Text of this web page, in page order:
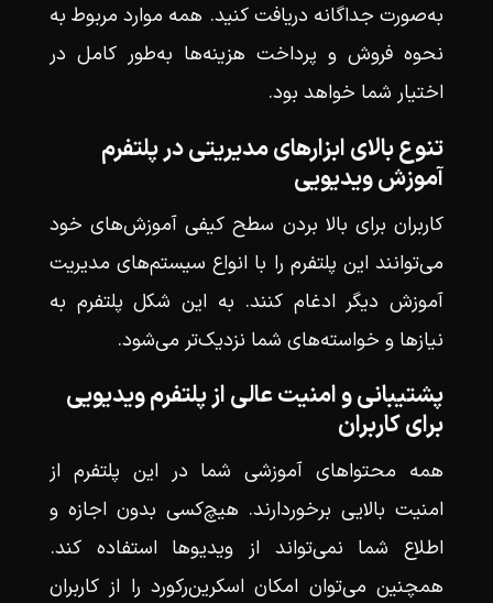
به‌صورت جداگانه دریافت کنید. همه موارد مربوط به
نحوه فروش و پرداخت هزینه‌ها به‌طور کامل در
اختیار شما خواهد بود.
تنوع بالای ابزارهای مدیریتی در پلتفرم
آموزش ویدیویی
کاربران برای بالا بردن سطح کیفی آموزش‌های خود
می‌توانند این پلتفرم را با انواع سیستم‌های مدیریت
آموزش دیگر ادغام کنند. به این شکل پلتفرم به
نیازها و خواسته‌های شما نزدیک‌تر می‌شود.
پشتیبانی و امنیت عالی از پلتفرم ویدیویی
برای کاربران
همه محتواهای آموزشی شما در این پلتفرم از
امنیت بالایی برخوردارند. هیچ‌کسی بدون اجازه و
اطلاع شما نمی‌تواند از ویدیوها استفاده کند.
همچنین می‌توان امکان اسکرین‌رکورد را از کاربران